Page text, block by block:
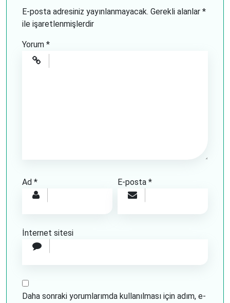
E-posta adresiniz yayınlanmayacak. Gerekli alanlar *
ile işaretlenmişlerdir
Yorum *
Ad * E-posta*
İnternet sitesi
Daha sonraki yorumlarımda kullanılması için adım, e-